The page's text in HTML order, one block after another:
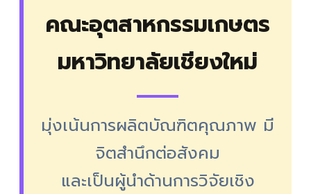
คณะอุตสาหกรรมเกษตร
มหาวิทยาลัยเชียงใหม่
มุ่งเน้นการผลิตบัณฑิตคุณภาพ มี
จิตสำนึกต่อสังคม
และเป็นผู้นำด้านการวิจัยเชิง